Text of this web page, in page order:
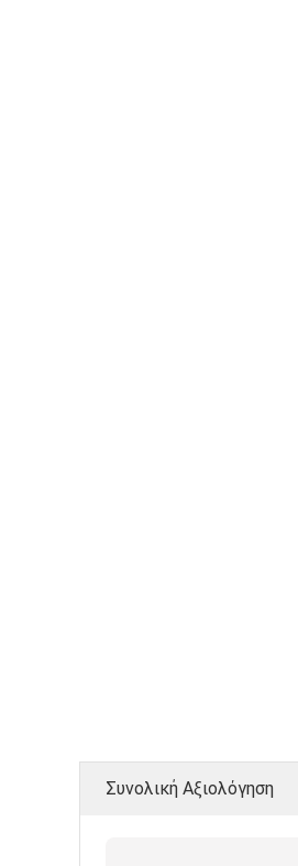
Συνολική Αξιολόγηση